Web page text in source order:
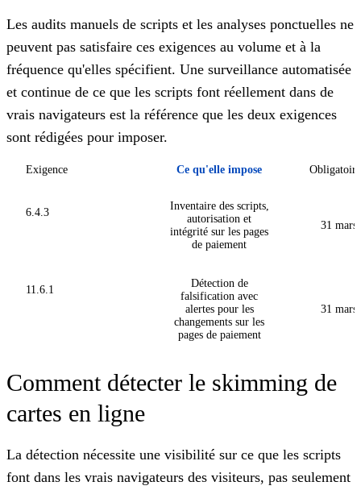
Les audits manuels de scripts et les analyses ponctuelles ne
peuvent pas satisfaire ces exigences au volume et à la
fréquence qu'elles spécifient. Une surveillance automatisée
et continue de ce que les scripts font réellement dans de
vrais navigateurs est la référence que les deux exigences
sont rédigées pour imposer.
Exigence Ce qu'elle impose
6.4.3
Inventaire des scripts,
autorisation et
intégrité sur les pages
de paiement
31 mars
11.6.1
Détection de
falsification avec
alertes pour les
changements sur les
pages de paiement
31 mars
Comment détecter le skimming de
cartes en ligne
La détection nécessite une visibilité sur ce que les scripts
font dans les vrais navigateurs des visiteurs, pas seulement